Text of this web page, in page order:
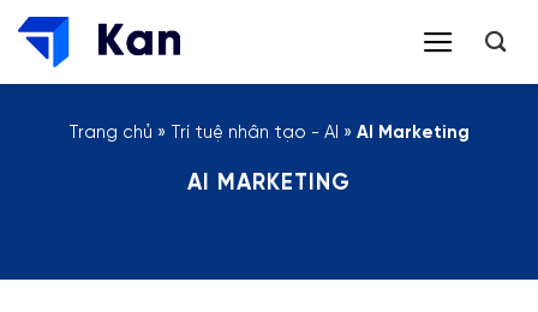
Bỏ
qua
nội
Trang chủ » Trí tuệ nhân tạo - AI » AI Marketing
AI MARKETING